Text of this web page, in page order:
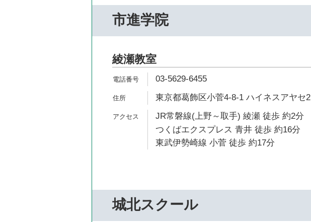
市進学院
綾瀬教室
03-5629-6455
東京都葛飾区小菅4-8-1 ハイネスアヤセ2
JR常磐線(上野～取手) 綾瀬 徒歩 約2分
つくばエクスプレス 青井 徒歩 約16分
東武伊勢崎線 小菅 徒歩 約17分
城北スクール